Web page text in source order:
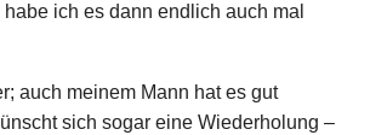
ich es dann endlich auch mal
auch meinem Mann hat es gut
sich sogar eine Wiederholung –